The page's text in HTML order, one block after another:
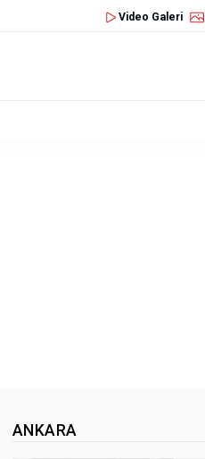
Video Galeri
ANKARA